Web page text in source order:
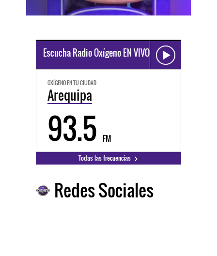
Escucha Radio Oxígeno EN VIVO
OXÍGENO EN TU CIUDAD
Arequipa
93.5 FM
Todas las frecuencias
Redes Sociales